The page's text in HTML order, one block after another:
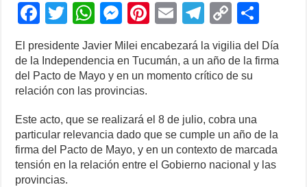
F
a
c
e
b
o
o
k
T
wi
tt
er
W
h
at
s
A
p
p
M
e
ss
e
n
g
er
Pi
nt
er
e
E
m
ail
T
el
e
gr
m
C
o
p
y
n
k
h
ar
El presidente Javier Milei encabezará la vigilia del Día
de la Independencia en Tucumán, a un año de la firma
del Pacto de Mayo y en un momento crítico de su
relación con las provincias.
Este acto, que se realizará el 8 de julio, cobra una
particular relevancia dado que se cumple un año de la
firma del Pacto de Mayo, y en un contexto de marcada
tensión en la relación entre el Gobierno nacional y las
provincias.